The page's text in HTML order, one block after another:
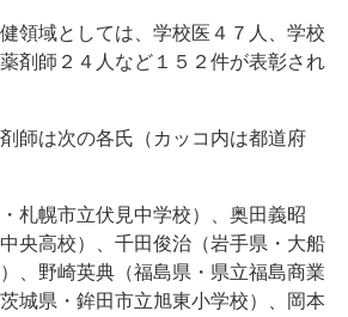
領域としては、学校医４７人、学校
剤師２４人など１５２件が表彰され
師は次の各氏（カッコ内は都道府
札幌市立伏見中学校）、奥田義昭
央高校）、千田俊治（岩手県・大船
、野崎英典（福島県・県立福島商業
城県・鉾田市立旭東小学校）、岡本